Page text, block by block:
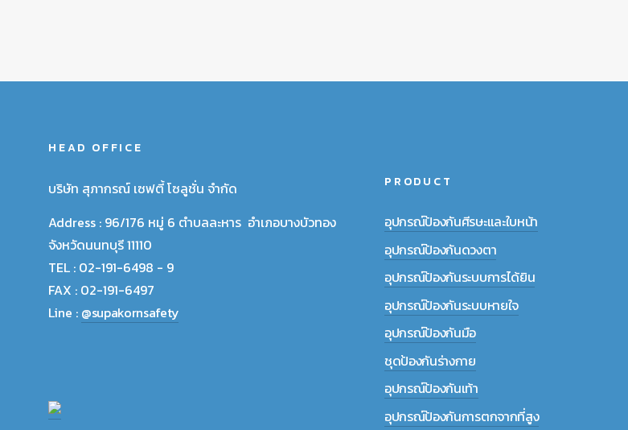
HEAD OFFICE
บริษัท สุภากรณ์ เซฟตี้ โซลูชั่น จำกัด
Address : 96/176 หมู่ 6 ตำบลละหาร อำเภอบางบัวทอง
จังหวัดนนทบุรี 11110
TEL : 02-191-6498 - 9
FAX : 02-191-6497
Line : @supakornsafety
PRODUCT
อุปกรณ์ป้องกันศีรษะและใบหน้า
อุปกรณ์ป้องกันดวงตา
อุปกรณ์ป้องกันระบบการได้ยิน
อุปกรณ์ป้องกันระบบหายใจ
อุปกรณ์ป้องกันมือ
ชุดป้องกันร่างกาย
อุปกรณ์ป้องกันเท้า
อุปกรณ์ป้องกันการตกจากที่สูง